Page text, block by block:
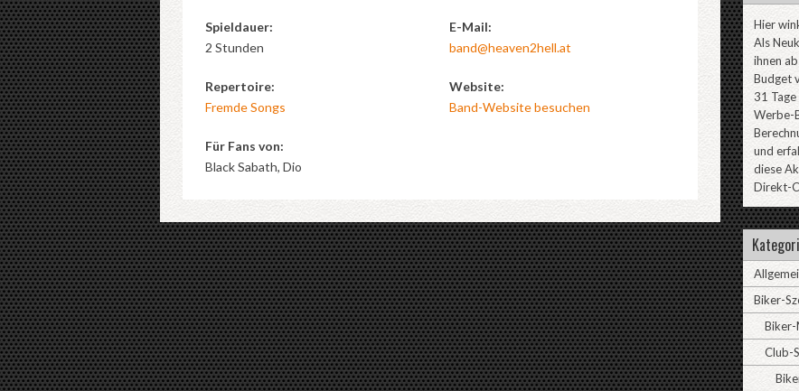
Spieldauer:
2 Stunden
Repertoire:
Fremde Songs
Für Fans von:
Black Sabath, Dio
E-Mail:
band@heaven2hell.at
Website:
Band-Website besuchen
Hier
Als
ihnen
Budget
31
Werbe-
und
diese
Direkt-
Biker-
Biker-
Club-